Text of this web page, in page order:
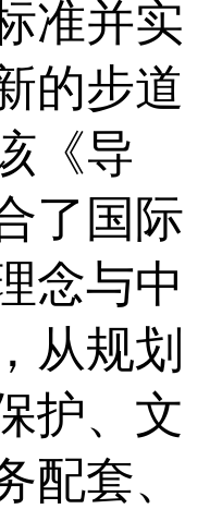
准并实
的步道
《导
了国际
念与中
从规划
护、文
配套、